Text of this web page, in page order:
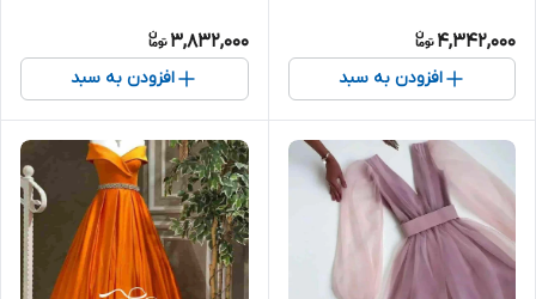
4,342,000
افزودن به سبد
3,832,000
افزودن به سبد